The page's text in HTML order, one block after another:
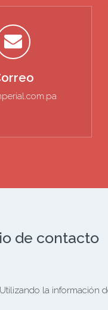
de contacto
Utilizando la información